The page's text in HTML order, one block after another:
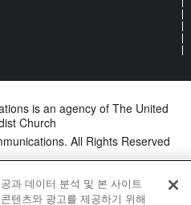
is an agency of The United
Church
All Rights Reserved
과 데이터 분석 및 본 사이트
텐츠와 광고를 제공하기 위해